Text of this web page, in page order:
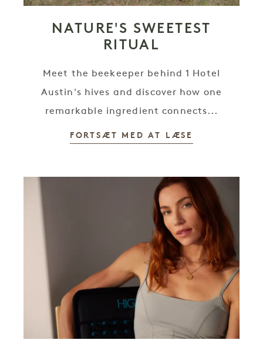
NATURE'S SWEETEST
RITUAL
Meet the beekeeper behind 1 Hotel
Austin's hives and discover how one
remarkable ingredient connects...
FORTSÆT MED AT LÆSE